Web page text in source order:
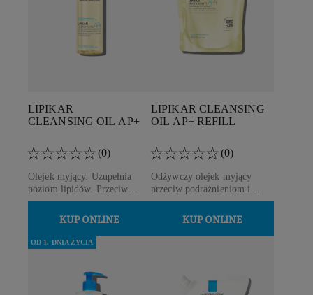
LIPIKAR
CLEANSING OIL AP+
(0)
Olejek myjący. Uzupełnia
poziom lipidów. Przeciw
drapaniu i przeciw
podrażnieniom.
KUP ONLINE
LIPIKAR CLEANSING
OIL AP+ REFILL
(0)
Odżywczy olejek myjący
przeciw podrażnieniom i
swędzeniu skóry. Dla skóry
delikatnej i skłonnej do atopii.
uzupełniające.
KUP ONLINE
OD 1. DNIA ŻYCIA